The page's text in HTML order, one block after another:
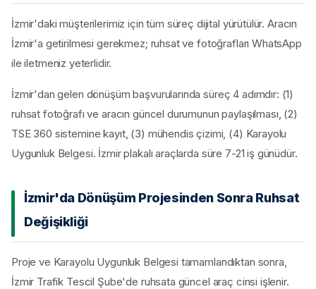
İzmir'daki müşterilerimiz için tüm süreç dijital yürütülür. Aracın
İzmir'a getirilmesi gerekmez; ruhsat ve fotoğrafları WhatsApp
ile iletmeniz yeterlidir.
İzmir'dan gelen dönüşüm başvurularında süreç 4 adımdır: (1)
ruhsat fotoğrafı ve aracın güncel durumunun paylaşılması, (2)
TSE 360 sistemine kayıt, (3) mühendis çizimi, (4) Karayolu
Uygunluk Belgesi. İzmir plakalı araçlarda süre 7-21 iş günüdür.
İzmir'da Dönüşüm Projesinden Sonra Ruhsat
Değişikliği
Proje ve Karayolu Uygunluk Belgesi tamamlandıktan sonra,
İzmir Trafik Tescil Şube'de ruhsata güncel araç cinsi işlenir.